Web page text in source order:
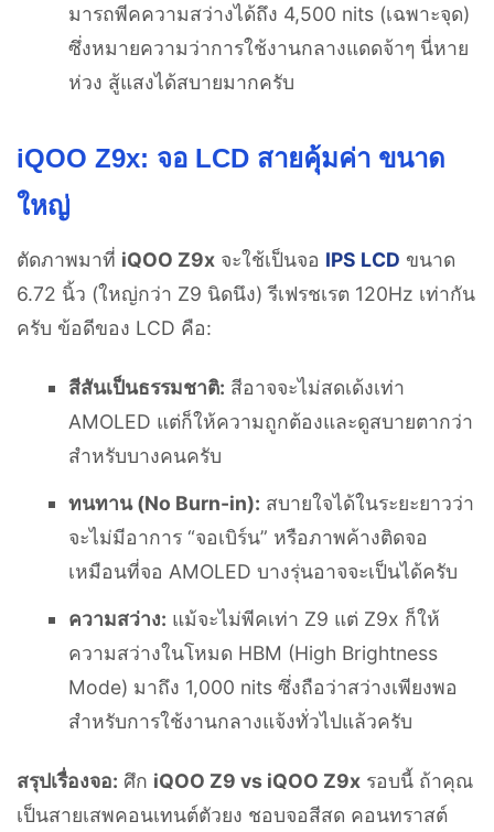
มารถพีคความสว่างได้ถึง 4,500 nits (เฉพาะจุด)
ซึ่งหมายความว่าการใช้งานกลางแดดจ้าๆ นี่หาย
ห่วง สู้แสงได้สบายมากครับ
iQOO Z9x: จอ LCD สายคุ้มค่า ขนาด
ใหญ่
ตัดภาพมาที่ iQOO Z9x จะใช้เป็นจอ IPS LCD ขนาด
6.72 นิ้ว (ใหญ่กว่า Z9 นิดนึง) รีเฟรชเรต 120Hz เท่ากัน
ครับ ข้อดีของ LCD คือ:
สีสันเป็นธรรมชาติ: สีอาจจะไม่สดเด้งเท่า
AMOLED แต่ก็ให้ความถูกต้องและดูสบายตากว่า
สำหรับบางคนครับ
ทนทาน (No Burn-in): สบายใจได้ในระยะยาวว่า
จะไม่มีอาการ “จอเบิร์น” หรือภาพค้างติดจอ
เหมือนที่จอ AMOLED บางรุ่นอาจจะเป็นได้ครับ
ความสว่าง: แม้จะไม่พีคเท่า Z9 แต่ Z9x ก็ให้
ความสว่างในโหมด HBM (High Brightness
Mode) มาถึง 1,000 nits ซึ่งถือว่าสว่างเพียงพอ
สำหรับการใช้งานกลางแจ้งทั่วไปแล้วครับ
สรุปเรื่องจอ: ศึก iQOO Z9 vs iQOO Z9x รอบนี้ ถ้าคุณ
เป็นสายเสพคอนเทนต์ตัวยง ชอบจอสีสด คอนทราสต์